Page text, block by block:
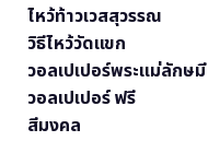
ไหว้ท้าวเวสสุวรรณ
วิธีไหว้วัดแขก
วอลเปเปอร์พระแม่ลักษมี
วอลเปเปอร์ ฟรี
สีมงคล